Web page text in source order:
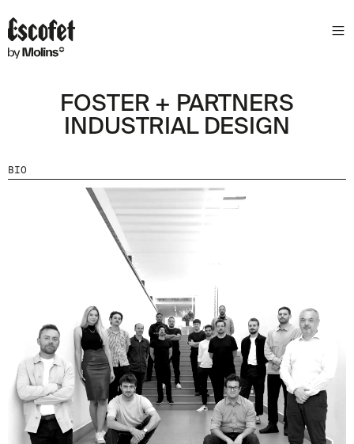
FOSTER + PARTNERS
INDUSTRIAL DESIGN
BIO